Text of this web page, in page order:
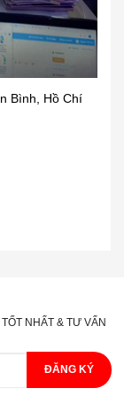
Bình, Hồ Chí
NHẤT & TƯ VẤN
ĐĂNG KÝ